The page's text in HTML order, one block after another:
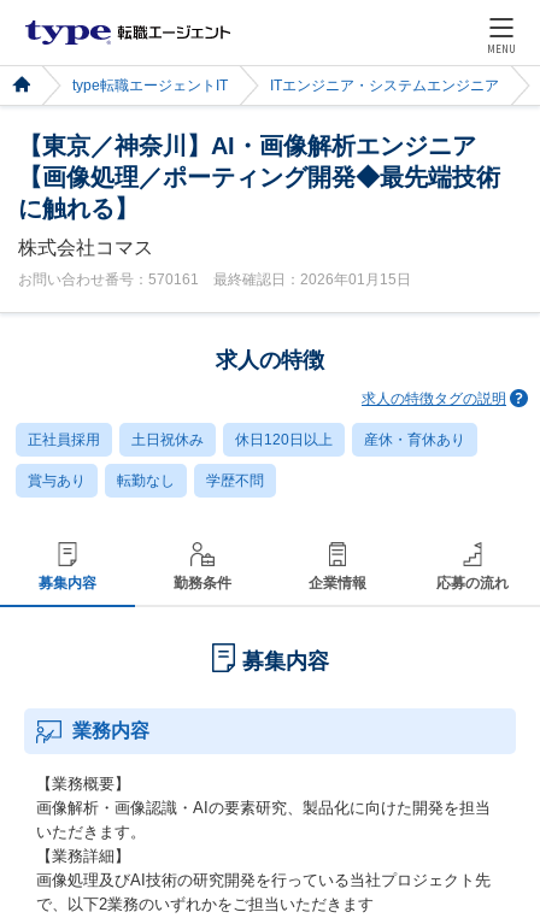
MENU
type転職エージェントIT ITエンジニア・システムエンジニア
【東京／神奈川】AI・画像解析エンジニア
【画像処理／ポーティング開発◆最先端技術
に触れる】
株式会社コマス
お問い合わせ番号：570161 最終確認日：2026年01月15日
求人の特徴
求人の特徴タグの説明
正社員採用 土日祝休み 休日120日以上 産休・育休あり
賞与あり 転勤なし 学歴不問
募集内容 勤務条件 企業情報 応募の流れ
募集内容
業務内容
【業務概要】
画像解析・画像認識・AIの要素研究、製品化に向けた開発を担当
いただきます。
【業務詳細】
画像処理及びAI技術の研究開発を行っている当社プロジェクト先
で、以下2業務のいずれかをご担当いただきます